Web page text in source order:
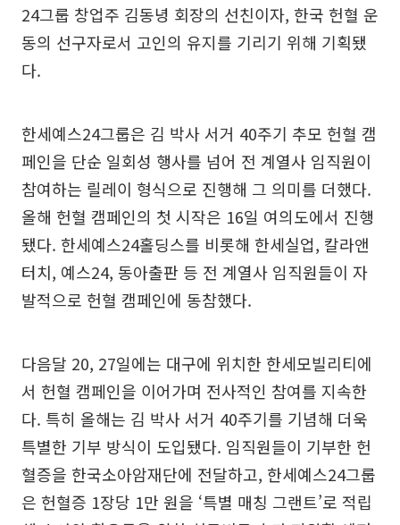
24그룹 창업주 김동녕 회장의 선친이자, 한국 헌혈 운
동의 선구자로서 고인의 유지를 기리기 위해 기획됐
다.
한세예스24그룹은 김 박사 서거 40주기 추모 헌혈 캠
페인을 단순 일회성 행사를 넘어 전 계열사 임직원이
참여하는 릴레이 형식으로 진행해 그 의미를 더했다.
올해 헌혈 캠페인의 첫 시작은 16일 여의도에서 진행
됐다. 한세예스24홀딩스를 비롯해 한세실업, 칼라앤
터치, 예스24, 동아출판 등 전 계열사 임직원들이 자
발적으로 헌혈 캠페인에 동참했다.
다음달 20, 27일에는 대구에 위치한 한세모빌리티에
서 헌혈 캠페인을 이어가며 전사적인 참여를 지속한
다. 특히 올해는 김 박사 서거 40주기를 기념해 더욱
특별한 기부 방식이 도입됐다. 임직원들이 기부한 헌
혈증을 한국소아암재단에 전달하고, 한세예스24그룹
은 헌혈증 1장당 1만 원을 ‘특별 매칭 그랜트’로 적립